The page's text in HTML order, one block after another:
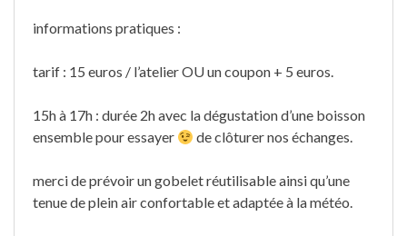
informations pratiques :
tarif : 15 euros / l’atelier OU un coupon + 5 euros.
15h à 17h : durée 2h avec la dégustation d’une boisson
ensemble pour essayer
de clôturer nos échanges.
merci de prévoir un gobelet réutilisable ainsi qu’une
tenue de plein air confortable et adaptée à la météo.